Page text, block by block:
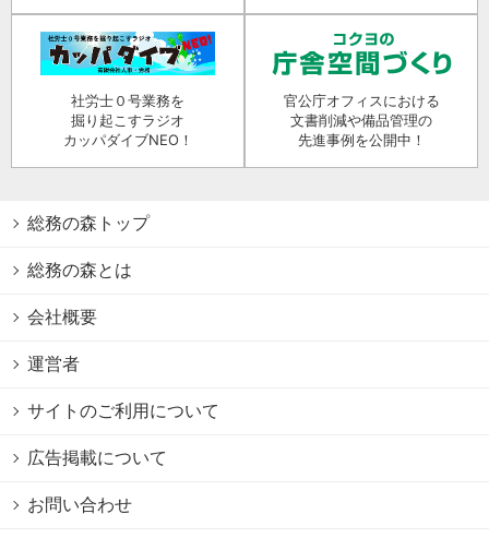
社労士０号業務を
掘り起こすラジオ
カッパダイブNEO！
官公庁オフィスにおける
文書削減や備品管理の
先進事例を公開中！
総務の森トップ
総務の森とは
会社概要
運営者
サイトのご利用について
広告掲載について
お問い合わせ